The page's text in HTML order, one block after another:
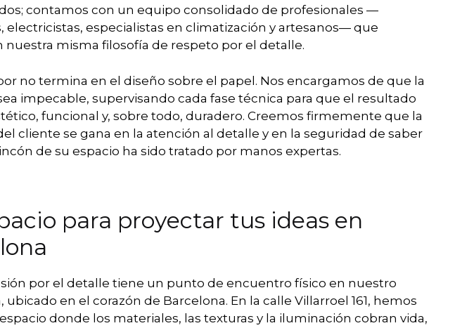
contamos con un equipo consolidado de profesionales —
electricistas, especialistas en climatización y artesanos— que
misma filosofía de respeto por el detalle.
no termina en el diseño sobre el papel. Nos encargamos de que la
impecable, supervisando cada fase técnica para que el resultado
funcional y, sobre todo, duradero. Creemos firmemente que la
cliente se gana en la atención al detalle y en la seguridad de saber
de su espacio ha sido tratado por manos expertas.
para proyectar tus ideas en
por el detalle tiene un punto de encuentro físico en nuestro
ubicado en el corazón de Barcelona. En la calle Villarroel 161, hemos
donde los materiales, las texturas y la iluminación cobran vida,